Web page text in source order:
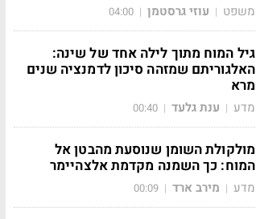
משפט | עוזי גרסטמן |
04:00
גיל המוח מתוך לילה אחד של שינה:
האלגוריתם שמזהה סיכון לדמנציה שנים
מרא
מדע | ענת גלעד |
00:40
מולקולת השומן שנוסעת מהבטן אל
המוח: כך השמנה מקדמת אלצהיימר
מדע | מירב ארד |
00:09